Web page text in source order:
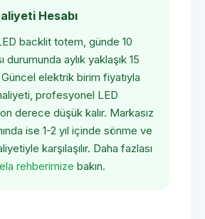
Hesabı
backlit totem, günde 10
durumunda aylık yaklaşık 15
elektrik birim fiyatıyla
profesyonel LED
derece düşük kalır. Markasız
ise 1-2 yıl içinde sönme ve
karşılaşılır. Daha fazlası
rehberimize bakın.